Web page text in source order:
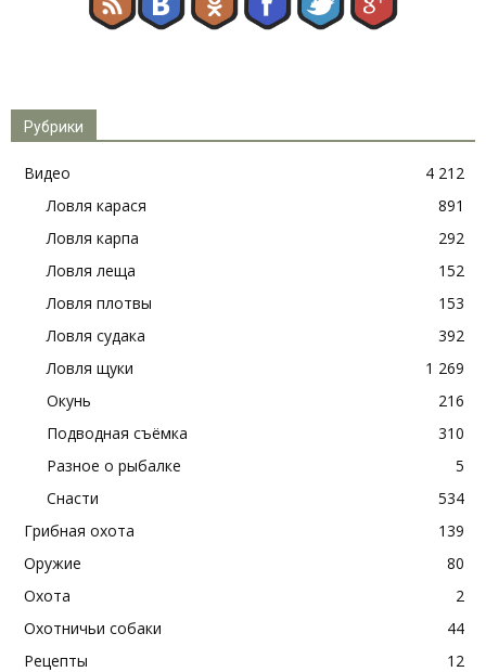
Рубрики
Видео
4 212
Ловля карася
891
Ловля карпа
292
Ловля леща
152
Ловля плотвы
153
Ловля судака
392
Ловля щуки
1 269
Окунь
216
Подводная съёмка
310
Разное о рыбалке
5
Снасти
534
Грибная охота
139
Оружие
80
Охота
2
Охотничьи собаки
44
Рецепты
12